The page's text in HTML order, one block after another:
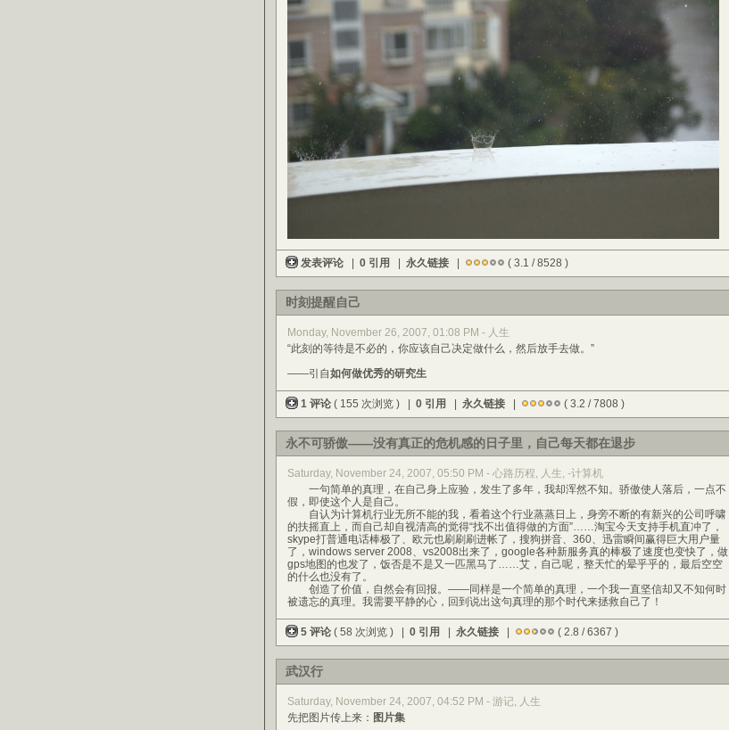
发表评论 0 引用 永久链接 ( 3.1 / 8528 )
时刻提醒自己
Monday, November 26, 2007, 01:08 PM - 人生
“此刻的等待是不必的，你应该自己决定做什么，然后放手去做。”
——引自如何做优秀的研究生
1 评论 ( 155 次浏览 ) | 0 引用 永久链接 ( 3.2 / 7808 )
永不可骄傲——没有真正的危机感的日子里，自己每天都在退步
Saturday, November 24, 2007, 05:50 PM - 心路历程, 人生, -计算机
一句简单的真理，在自己身上应验，发生了多年，我却浑然不知。骄傲使人落后，一点不
假，即使这个人是自己。
自认为计算机行业无所不能的我，看着这个行业蒸蒸日上，身旁不断的有新兴的公司呼啸
的扶摇直上，而自己却自视清高的觉得“找不出值得做的方面”……淘宝今天支持手机直冲了，
skype打普通电话棒极了、欧元也刷刷刷进帐了，搜狗拼音、360、迅雷瞬间赢得巨大用户量
了，windows server 2008、vs2008出来了，google各种新服务真的棒极了速度也变快了，做
gps地图的也发了，饭否是不是又一匹黑马了……艾，自己呢，整天忙的晕乎乎的，最后空空
的什么也没有了。
创造了价值，自然会有回报。——同样是一个简单的真理，一个我一直坚信却又不知何时
被遗忘的真理。我需要平静的心，回到说出这句真理的那个时代来拯救自己了！
5 评论 ( 58 次浏览 ) | 0 引用 永久链接 ( 2.8 / 6367 )
武汉行
Saturday, November 24, 2007, 04:52 PM - 游记, 人生
先把图片传上来： 图片集